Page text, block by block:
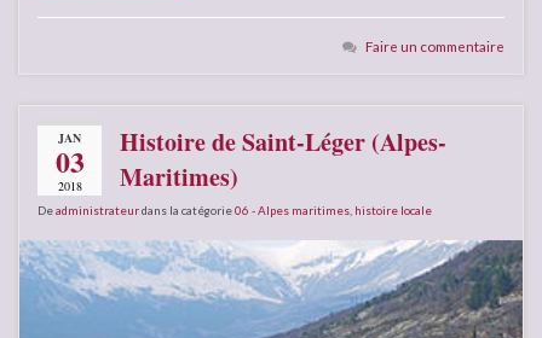
Faire un commentaire
JAN
03
2018
Histoire de Saint-Léger (Alpes-
Maritimes)
Deadministrateurdans la catégorie06 - Alpes maritimes histoire locale